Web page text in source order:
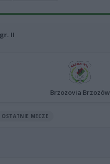
II
Brzozovia Brzozów
OSTATNIE MECZE